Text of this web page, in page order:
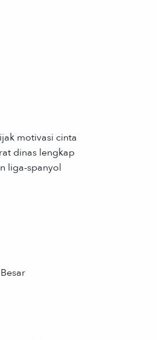
motivasi cinta
dinas lengkap
liga-spanyol